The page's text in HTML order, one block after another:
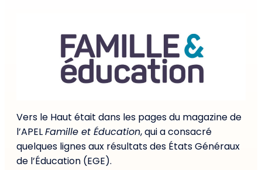
Vers le Haut était dans les pages du magazine de
l’APELFamille et Éducation, qui a consacré
quelques lignes aux résultats des États Généraux
de l’Éducation (EGE).